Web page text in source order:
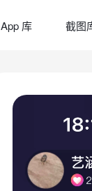
App 库 截图